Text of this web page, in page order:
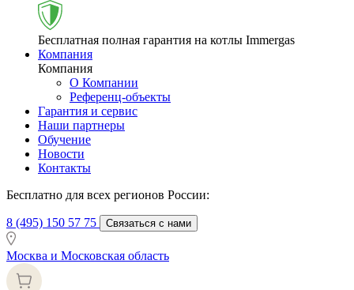
Бесплатная полная гарантия на котлы Immergas
Компания
Компания
О Компании
Референц-объекты
Гарантия и сервис
Наши партнеры
Обучение
Новости
Контакты
Бесплатно для всех регионов России:
8 (495) 150 57 75 Связаться с нами
Москва и Московская область